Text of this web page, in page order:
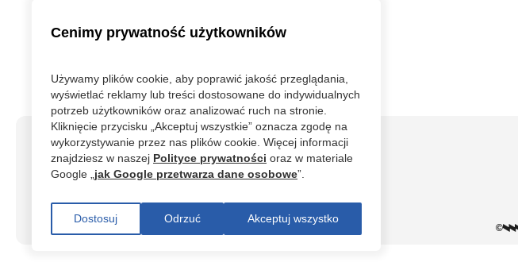
Laboratorium Usługowo – Badawcze
©
Cenimy prywatność użytkowników
Używamy plików cookie, aby poprawić jakość przeglądania,
wyświetlać reklamy lub treści dostosowane do indywidualnych
potrzeb użytkowników oraz analizować ruch na stronie.
Kliknięcie przycisku „Akceptuj wszystkie” oznacza zgodę na
wykorzystywanie przez nas plików cookie. Więcej informacji
znajdziesz w naszej Polityce prywatności oraz w materiale
Google „ jak Google przetwarza dane osobowe”.
Dostosuj Odrzuć Akceptuj wszystko